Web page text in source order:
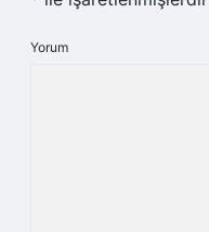
Yorum